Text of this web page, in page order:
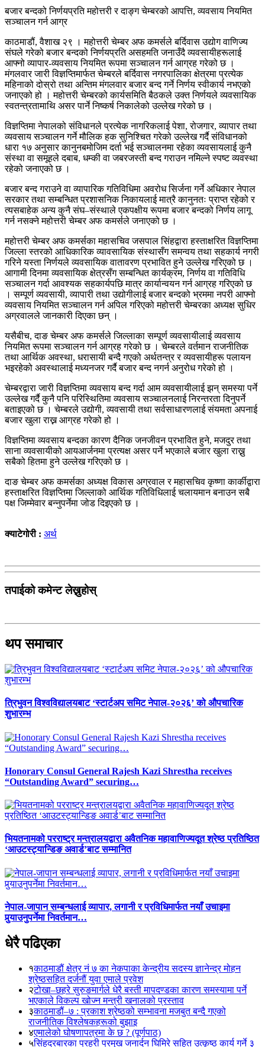
बजार बन्दको निर्णयप्रति महोत्तरी र दाङ्ग चेम्बरको आपत्ति, व्यवसाय नियमित
सञ्चालन गर्न आग्र
काठमाडौं, वैशाख २९ । महोत्तरी चेम्बर अफ कमर्सले बर्दिवास उद्योग वाणिज्य
संघले गरेको बजार बन्दको निर्णयप्रति असहमति जनाउँदै व्यवसायीहरूलाई
आफ्नो व्यापार-व्यवसाय नियमित रूपमा सञ्चालन गर्न आग्रह गरेको छ ।
मंगलवार जारी विज्ञप्तिमार्फत चेम्बरले बर्दिवास नगरपालिका क्षेत्रमा प्रत्येक
महिनाको दोस्रो तथा अन्तिम मंगलवार बजार बन्द गर्ने निर्णय स्वीकार्य नभएको
जनाएको हो । महोत्तरी चेम्बरको कार्यसमिति बैठकले उक्त निर्णयले व्यवसायिक
स्वतन्त्रतामाथि असर पार्ने निष्कर्ष निकालेको उल्लेख गरेको छ ।
विज्ञप्तिमा नेपालको संविधानले प्रत्येक नागरिकलाई पेशा, रोजगार, व्यापार तथा
व्यवसाय सञ्चालन गर्ने मौलिक हक सुनिश्चित गरेको उल्लेख गर्दै संविधानको
धारा १७ अनुसार कानुनबमोजिम दर्ता भई सञ्चालनमा रहेका व्यवसायलाई कुनै
संस्था वा समूहले दबाब, धम्की वा जबरजस्ती बन्द गराउन नमिल्ने स्पष्ट व्यवस्था
रहेको जनाएको छ ।
बजार बन्द गराउने वा व्यापारिक गतिविधिमा अवरोध सिर्जना गर्ने अधिकार नेपाल
सरकार तथा सम्बन्धित प्रशासनिक निकायलाई मात्रै कानुनतः प्राप्त रहेको र
त्यसबाहेक अन्य कुनै संघ–संस्थाले एकपक्षीय रूपमा बजार बन्दको निर्णय लागू
गर्न नसक्ने महोत्तरी चेम्बर अफ कमर्सले जनाएको छ ।
महोत्तरी चेम्बर अफ कमर्सका महासचिव जसपाल सिंहद्वारा हस्ताक्षरित विज्ञप्तिमा
जिल्ला स्तरको आधिकारिक व्यावसायिक संस्थासँग समन्वय तथा सहकार्य नगरी
गरिने यस्ता निर्णयले व्यवसायिक वातावरण प्रभावित हुने उल्लेख गरिएको छ ।
आगामी दिनमा व्यवसायिक क्षेत्रसँग सम्बन्धित कार्यक्रम, निर्णय वा गतिविधि
सञ्चालन गर्दा आवश्यक सहकार्यपछि मात्र कार्यान्वयन गर्न आग्रह गरिएको छ
। सम्पूर्ण व्यवसायी, व्यापारी तथा उद्योगीलाई बजार बन्दको भ्रममा नपरी आफ्नो
व्यवसाय नियमित सञ्चालन गर्न अपिल गरिएको महोत्तरी चेम्बरका अध्यक्ष सुधिर
अग्रवालले जानकारी दिएका छन् ।
यसैबीच, दाङ चेम्बर अफ कमर्सले जिल्लाका सम्पूर्ण व्यवसायीलाई व्यवसाय
नियमित रूपमा सञ्चालन गर्न आग्रह गरेको छ । चेम्बरले वर्तमान राजनीतिक
तथा आर्थिक अवस्था, धरासायी बन्दै गएको अर्थतन्त्र र व्यवसायीहरू पलायन
भइरहेको अवस्थालाई मध्यनजर गर्दै बजार बन्द नगर्न अनुरोध गरेको हो ।
चेम्बरद्वारा जारी विज्ञप्तिमा व्यवसाय बन्द गर्दा आम व्यवसायीलाई झन् समस्या पर्ने
उल्लेख गर्दै कुनै पनि परिस्थितिमा व्यवसाय सञ्चालनलाई निरन्तरता दिनुपर्ने
बताइएको छ । चेम्बरले उद्योगी, व्यवसायी तथा सर्वसाधारणलाई संयमता अपनाई
बजार खुला राख्न आग्रह गरेको हो ।
विज्ञप्तिमा व्यवसाय बन्दका कारण दैनिक जनजीवन प्रभावित हुने, मजदुर तथा
साना व्यवसायीको आयआर्जनमा प्रत्यक्ष असर पर्ने भएकाले बजार खुला राख्नु
सबैको हितमा हुने उल्लेख गरिएको छ ।
दाङ चेम्बर अफ कमर्सका अध्यक्ष विकास अग्रवाल र महासचिव कृष्णा कार्कीद्वारा
हस्ताक्षरित विज्ञप्तिमा जिल्लाको आर्थिक गतिविधिलाई चलायमान बनाउन सबै
पक्ष जिम्मेवार बन्नुपर्नेमा जोड दिइएको छ ।
क्याटेगोरी : अर्थ
तपाईको कमेन्ट लेख्नुहोस्
थप समाचार
त्रिभुवन विश्वविद्यालयबाट ‘स्टार्टअप समिट नेपाल-२०२६’ को औपचारिक
शुभारम्भ
Honorary Consul General Rajesh Kazi Shrestha receives
“Outstanding Award” securing…
भियतनामको परराष्ट्र मन्त्रालयद्वारा अवैतनिक महावाणिज्यदूत श्रेष्ठ प्रतिष्ठित
‘आउटस्ट्यान्डिङ अवार्ड’बाट सम्मानित
नेपाल-जापान सम्बन्धलाई व्यापार, लगानी र प्रविधिमार्फत नयाँ उचाइमा
पुर्‍याउनुपर्नेमा निवर्तमान…
धेरै पढिएका
१काठमाडौं क्षेत्र नं ७ का नेकपाका केन्द्रीय सदस्य ज्ञानेन्द्र मोहन
श्रेष्ठसहित दर्जनौं युवा एमाले प्रवेश
२टोखा–छहरे सुरुङमार्गले धेरै बस्ती मापदण्डका कारण समस्यामा पर्ने
भएकाले विकल्प खोज्न मन्त्री खनालको प्रस्ताव
३काठमाडौं–७ : प्रकाश श्रेष्ठको सम्भावना मजबुत बन्दै गएको
राजनीतिक विश्लेषकहरूको बुझाइ
४एमालेको घोषणापत्रमा के छ ? (पूर्णपाठ)
५सिंहदरबारका प्रहरी प्रमुख जनार्दन घिमिरे सहित उत्कृष्ठ कार्य गर्ने ३